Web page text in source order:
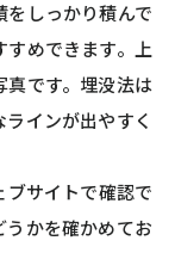
しっかり積んで
すめできます。上
真です。埋没法は
インが出やすく
サイトで確認で
うかを確かめてお